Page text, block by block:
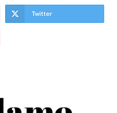
Twitter